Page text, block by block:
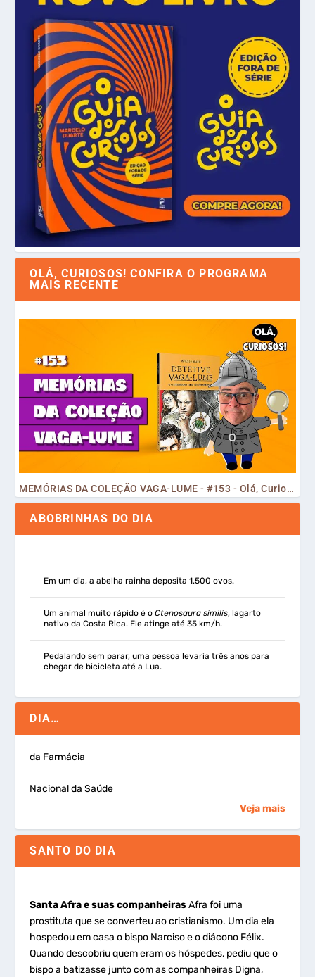
OLÁ, CURIOSOS! CONFIRA O PROGRAMA
MAIS RECENTE
MEMÓRIAS DA COLEÇÃO VAGA-LUME - #153 - Olá, Curiosos! 2023
ABOBRINHAS DO DIA
Em um dia, a abelha rainha deposita 1.500 ovos.
Um animal muito rápido é oCtenosaura similis, lagarto
nativo da Costa Rica. Ele atinge até 35 km/h.
Pedalando sem parar, uma pessoa levaria três anos para
chegar de bicicleta até a Lua.
DIA…
da Farmácia
Nacional da Saúde
Veja mais
SANTO DO DIA
Santa Afra e suas companheirasAfra foi uma
prostituta que se converteu ao cristianismo. Um dia ela
hospedou em casa o bispo Narciso e o diácono Félix.
Quando descobriu quem eram os hóspedes, pediu que o
bispo a batizasse junto com as companheiras Digna,